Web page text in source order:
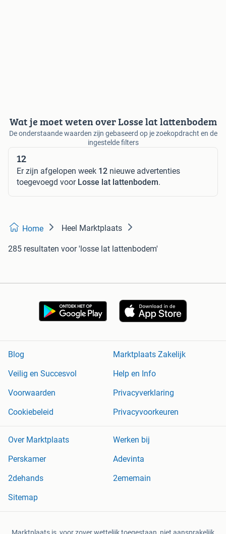
Wat je moet weten over Losse lat lattenbodem
De onderstaande waarden zijn gebaseerd op je zoekopdracht en de
ingestelde filters
12
Er zijn afgelopen week 12 nieuwe advertenties
toegevoegd voor Losse lat lattenbodem.
Home Heel Marktplaats
285 resultaten voor 'losse lat lattenbodem'
Blog
Marktplaats Zakelijk
Veilig en Succesvol
Help en Info
Voorwaarden
Privacyverklaring
Cookiebeleid
Privacyvoorkeuren
Over Marktplaats
Werken bij
Perskamer
Adevinta
2dehands
2ememain
Sitemap